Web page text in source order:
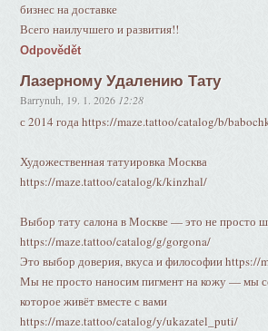
бизнес на доставке
Всего наилучшего и развития!!
Odpovědět
Лазерному Удалению Тату
Barrynuh 19. 1. 2026 12:28
с 2014 года https://maze.tattoo/catalog/b/
Художественная татуировка Москва
https://maze.tattoo/catalog/k/kinzhal/
Выбор тату салона в Москве — это не просто
https://maze.tattoo/catalog/g/gorgona/
Это выбор доверия, вкуса и философии https://
Мы не просто наносим пигмент на кожу — мы
которое живёт вместе с вами
https://maze.tattoo/catalog/y/ukazatel_puti/